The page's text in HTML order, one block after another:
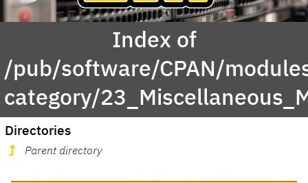
Index of
/pub/software/CPAN/
category/
Directories
Parent directory